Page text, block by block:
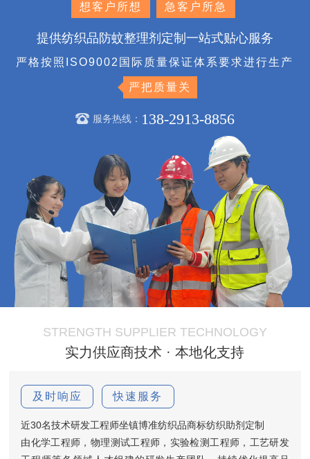
想客户所想 急客户所急
提供纺织品防蚊整理剂定制一站式贴心服务
严格按照ISO9002国际质量保证体系要求进行生产
严把质量关
服务热线： 138-2913-8856
STRENGTH SUPPLIER TECHNOLOGY
实力供应商技术 · 本地化支持
及时响应 快速服务
近30名技术研发工程师坐镇博准纺织品商标纺织助剂定制
由化学工程师，物理测试工程师，实验检测工程师，工艺研发